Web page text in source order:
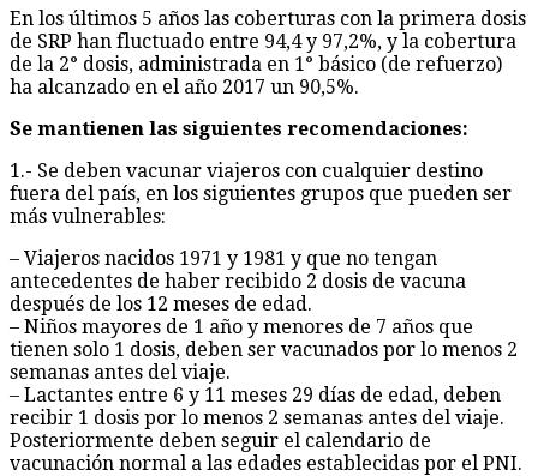
En los últimos 5 años las coberturas con la primera dosis
de SRP han fluctuado entre 94,4 y 97,2%, y la cobertura
de la 2° dosis, administrada en 1° básico (de refuerzo)
ha alcanzado en el año 2017 un 90,5%.
Se mantienen las siguientes recomendaciones:
1.- Se deben vacunar viajeros con cualquier destino
fuera del país, en los siguientes grupos que pueden ser
más vulnerables:
– Viajeros nacidos 1971 y 1981 y que no tengan
antecedentes de haber recibido 2 dosis de vacuna
después de los 12 meses de edad.
– Niños mayores de 1 año y menores de 7 años que
tienen solo 1 dosis, deben ser vacunados por lo menos 2
semanas antes del viaje.
– Lactantes entre 6 y 11 meses 29 días de edad, deben
recibir 1 dosis por lo menos 2 semanas antes del viaje.
Posteriormente deben seguir el calendario de
vacunación normal a las edades establecidas por el PNI.